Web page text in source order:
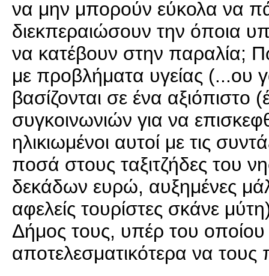
να μην μπορούν εύκολα να
διεκπεραιώσουν την όποια
να κατέβουν στην παραλία;
με προβλήματα υγείας (...ου
βασίζονται σε ένα
συγκοινωνιών για να
ηλικιωμένοι αυτοί με τις
ποσά στους ταξιτζήδες του
δεκάδων ευρώ, αυξημένες
αφελείς τουρίστες σκάνε
Δήμος τους, υπέρ του
αποτελεσματικότερα να τους